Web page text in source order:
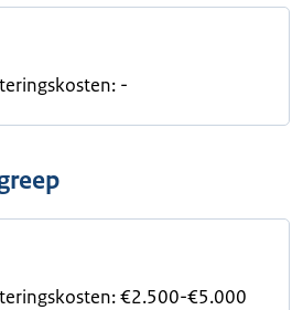
-
€2.500-€5.000